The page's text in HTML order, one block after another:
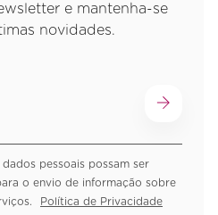
e mantenha-se
novidades.
pessoais possam ser
o envio de informação sobre
Política de Privacidade